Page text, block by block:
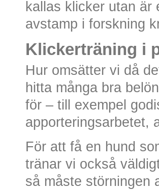
kallas klicker utan är
avstamp i forskning
Klickerträning i
Hur omsätter vi då
hitta många bra
för – till exempel
apporteringsarbetet,
För att få en hund
tränar vi också
så måste störningen